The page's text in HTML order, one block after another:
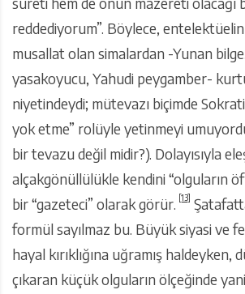
reddediyorum”. Böylece,
musallat olan simalardan -Yunan
yasakoyucu, Yahudi peygamber-
niyetindeydi; mütevazı biçimde
yok etme” rolüyle yetinmeyi
bir tevazu değil midir?). Dolayısıyla
alçakgönüllülükle kendini “olguların
bir “gazeteci” olarak görür. [13]
formül sayılmaz bu. Büyük siyasi ve
hayal kırıklığına uğramış haldeyken,
çıkaran küçük olguların ölçeğinde